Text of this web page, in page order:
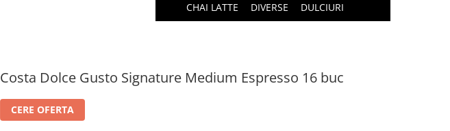
CHAI LATTE DIVERSE DULCIURI
Costa Dolce Gusto Signature Medium Espresso 16 buc
CERE OFERTA